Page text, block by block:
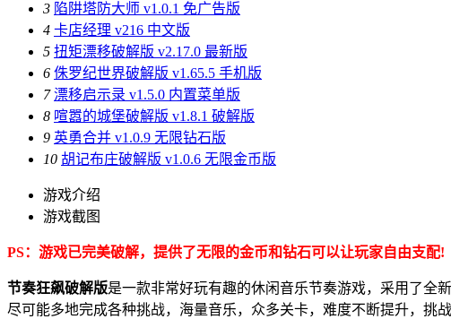
3 陷阱塔防大师 v1.0.1 免广告版
4 卡店经理 v216 中文版
5 扭矩漂移破解版 v2.17.0 最新版
6 侏罗纪世界破解版 v1.65.5 手机版
7 漂移启示录 v1.5.0 内置菜单版
8 喧嚣的城堡破解版 v1.8.1 破解版
9 英勇合并 v1.0.9 无限钻石版
10 胡记布庄破解版 v1.0.6 无限金币版
游戏介绍
游戏截图
PS：游戏已完美破解，提供了无限的金币和钻石可以让玩家自由支配!
节奏狂飙破解版是一款非常好玩有趣的休闲音乐节奏游戏，采用了全
尽可能多地完成各种挑战，海量音乐，众多关卡，难度不断提升，挑